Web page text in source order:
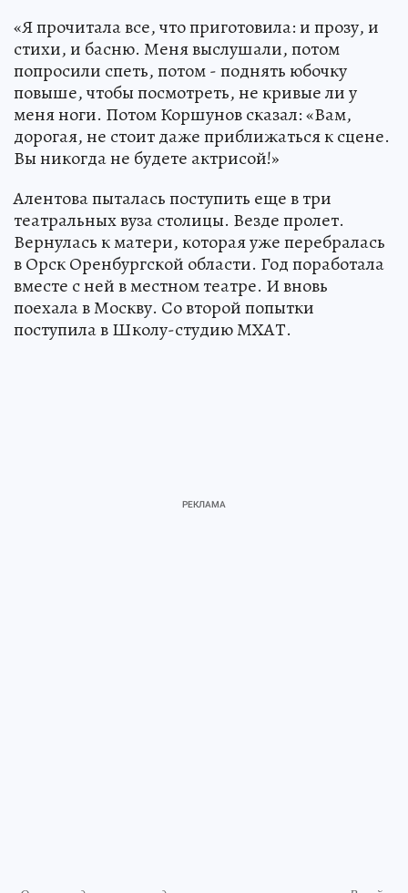
«Я прочитала все, что приготовила: и прозу, и
стихи, и басню. Меня выслушали, потом
попросили спеть, потом - поднять юбочку
повыше, чтобы посмотреть, не кривые ли у
меня ноги. Потом Коршунов сказал: «Вам,
дорогая, не стоит даже приближаться к сцене.
Вы никогда не будете актрисой!»
Алентова пыталась поступить еще в три
театральных вуза столицы. Везде пролет.
Вернулась к матери, которая уже перебралась
в Орск Оренбургской области. Год поработала
вместе с ней в местном театре. И вновь
поехала в Москву. Со второй попытки
поступила в Школу-студию МХАТ.